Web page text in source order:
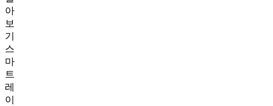
아
보
기
스
마
트
레
이